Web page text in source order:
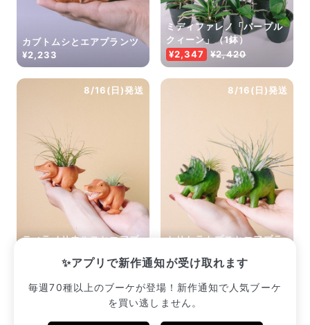
✨アプリで新作通知が受け取れます
毎週70種以上のブーケが登場！新作通知で人気ブーケ
を買い逃しません。
カブトムシとエアプランツ
¥2,233
ミディファレノ「パープル
クィーン」（1鉢）
¥2,347
¥2,420
8/16(日)発送
ティラノサウルスとエアプ
8/16(日)発送
トリケラトプスとエアプラ
¥2,233
販売中のブーケ一覧へ